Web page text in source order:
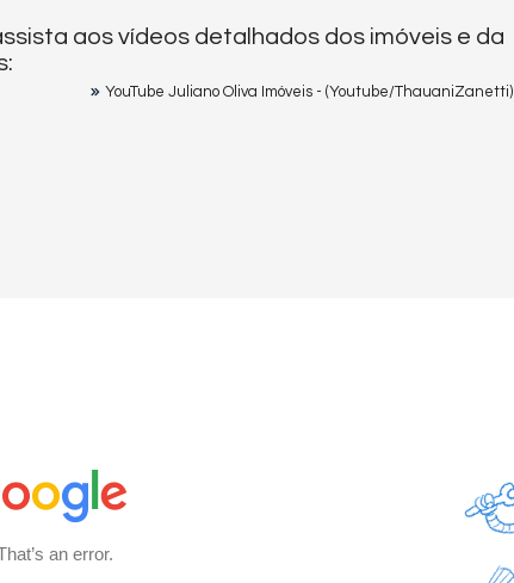
aos vídeos detalhados dos imóveis e da
YouTube Juliano Oliva Imóveis - (Youtube/ThauaniZanetti)